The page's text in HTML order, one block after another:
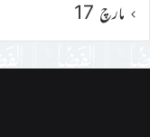
مارچ 17